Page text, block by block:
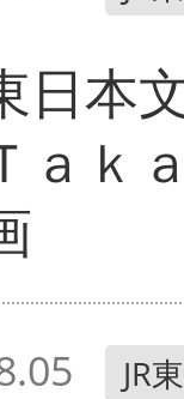
日
ｋ
JR